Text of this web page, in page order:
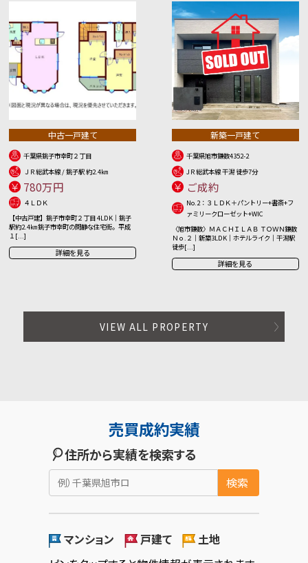
中古一戸建て
千葉県銚子市幸町２丁目
ＪＲ総武本線 / 銚子駅 約2.4㎞
780万円
４ＬＤＫ
【中古戸建】銚子市幸町２丁目 4LDK｜銚子
駅約2.4㎞ 銚子市幸町の閑静な住宅街。平成
１[...]
詳細を見る
新築一戸建て
千葉県旭市鎌数4352-2
JＲ総武本線 干潟 徒歩7分
ご成約
No.2：３ＬＤＫ＋パントリー+書斎+フ
ァミリークローゼット+WIC
〈旭市鎌数〉ＭＡＣＨＩＬＡＢ ＴＯＷＮ鎌数
Ｎｏ.２｜新築3LDK｜ホテルライク｜干潟駅
徒歩[...]
詳細を見る
VIEW ALL PROPERTY